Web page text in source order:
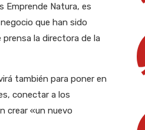
Emprende Natura, es
que han sido
la directora de la
también para poner en
conectar a los
crear «un nuevo